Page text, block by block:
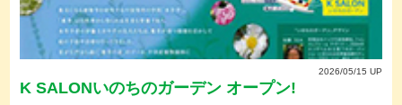
2026/05/15 UP
K SALONいのちのガーデン オープン!